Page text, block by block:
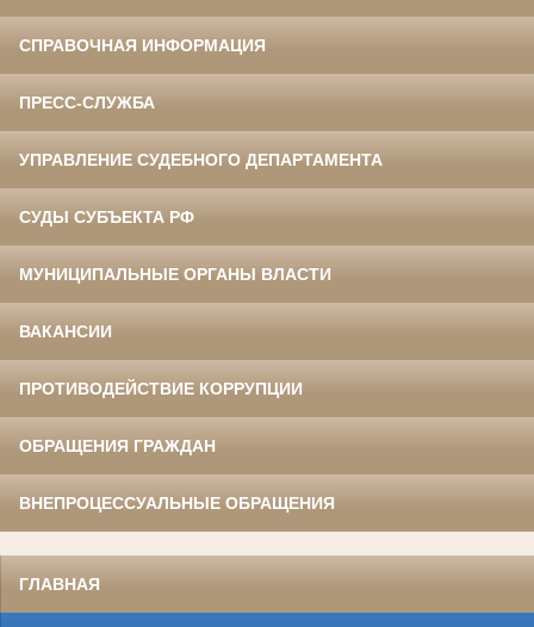
СПРАВОЧНАЯ ИНФОРМАЦИЯ
ПРЕСС-СЛУЖБА
УПРАВЛЕНИЕ СУДЕБНОГО ДЕПАРТАМЕНТА
СУДЫ СУБЪЕКТА РФ
МУНИЦИПАЛЬНЫЕ ОРГАНЫ ВЛАСТИ
ВАКАНСИИ
ПРОТИВОДЕЙСТВИЕ КОРРУПЦИИ
ОБРАЩЕНИЯ ГРАЖДАН
ВНЕПРОЦЕССУАЛЬНЫЕ ОБРАЩЕНИЯ
ГЛАВНАЯ